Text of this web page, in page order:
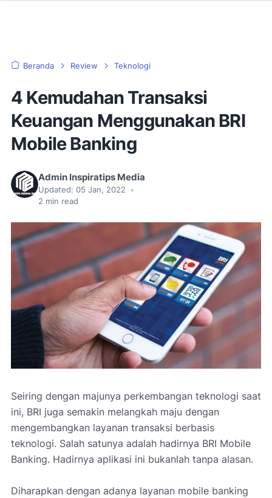
Beranda Review Teknologi
4 Kemudahan Transaksi
Keuangan Menggunakan BRI
Mobile Banking
Admin Inspiratips Media
Updated: 05 Jan, 2022
•
2 min read
Seiring dengan majunya perkembangan teknologi saat
ini, BRI juga semakin melangkah maju dengan
mengembangkan layanan transaksi berbasis
teknologi. Salah satunya adalah hadirnya BRI Mobile
Banking. Hadirnya aplikasi ini bukanlah tanpa alasan.
Diharapkan dengan adanya layanan mobile banking